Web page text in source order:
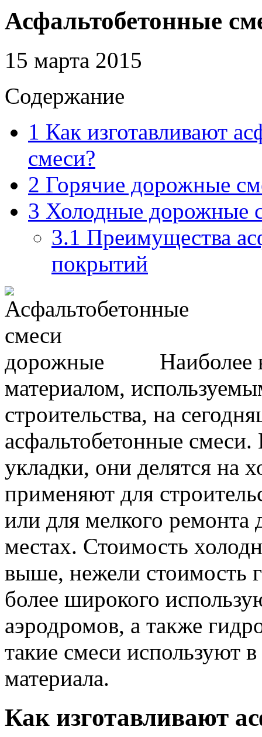
Асфальтобетонные
15 марта 2015
Содержание
1 Как изготавливают
смеси?
2 Горячие дорожные
3 Холодные дорожные
3.1 Преимущества
покрытий
Наиболее
материалом,
строительства, на
асфальтобетонные
укладки, они делятся на
применяют для
или для мелкого ремонта
местах. Стоимость
выше, нежели стоимость
более широкого
аэродромов, а также
такие смеси используют в
материала.
Как изготавливают